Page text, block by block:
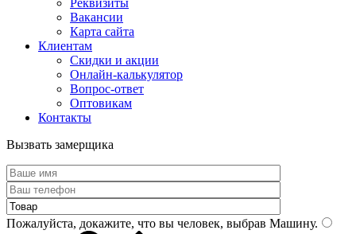
Реквизиты
Вакансии
Карта сайта
Клиентам
Скидки и акции
Онлайн-калькулятор
Вопрос-ответ
Оптовикам
Контакты
Вызвать замерщика
Пожалуйста, докажите, что вы человек, выбрав Машину.